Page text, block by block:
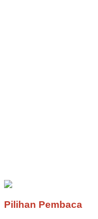
Pilihan Pembaca